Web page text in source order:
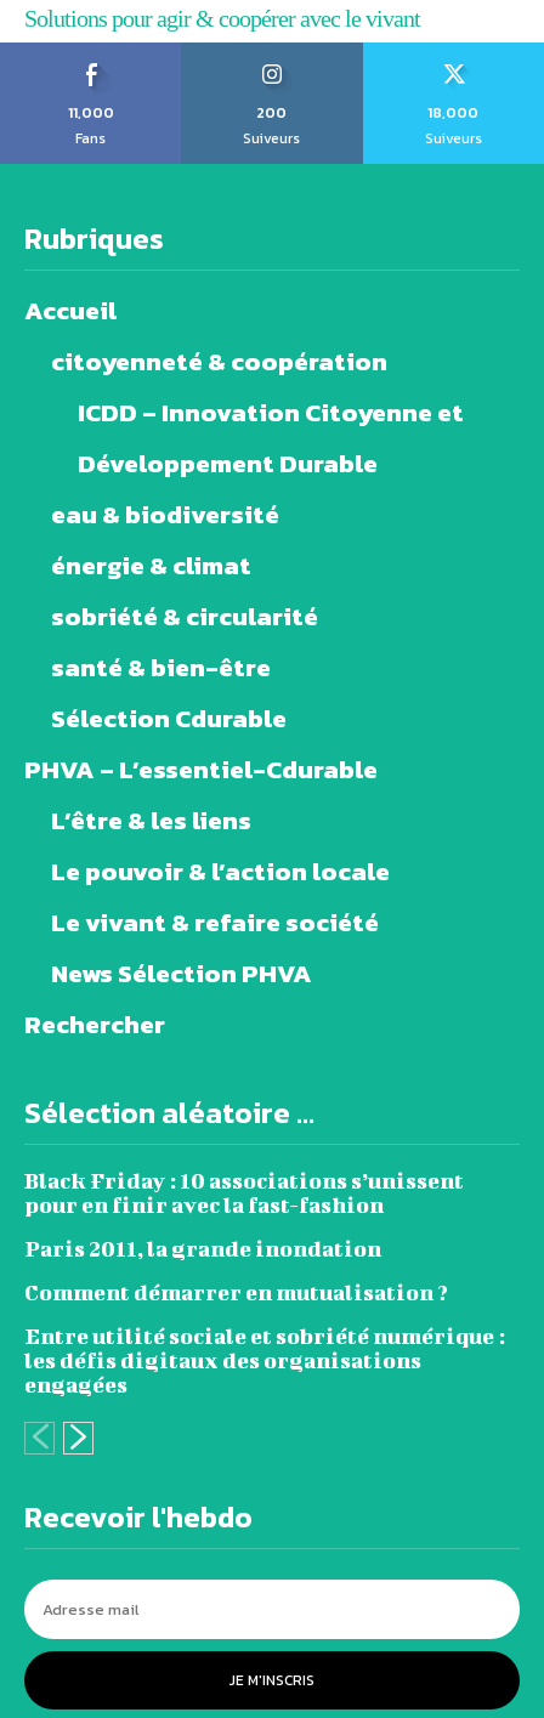
Solutions pour agir & coopérer avec le vivant
11,000
Fans
200
Suiveurs
18,000
Suiveurs
Rubriques
Accueil
citoyenneté & coopération
ICDD – Innovation Citoyenne et
Développement Durable
eau & biodiversité
énergie & climat
sobriété & circularité
santé & bien-être
Sélection Cdurable
PHVA – L’essentiel-Cdurable
L’être & les liens
Le pouvoir & l’action locale
Le vivant & refaire société
News Sélection PHVA
Rechercher
Sélection aléatoire ...
Black Friday : 10 associations s’unissent
pour en finir avec la fast-fashion
Paris 2011, la grande inondation
Comment démarrer en mutualisation ?
Entre utilité sociale et sobriété numérique :
les défis digitaux des organisations
engagées
Recevoir l'hebdo
JE M'INSCRIS